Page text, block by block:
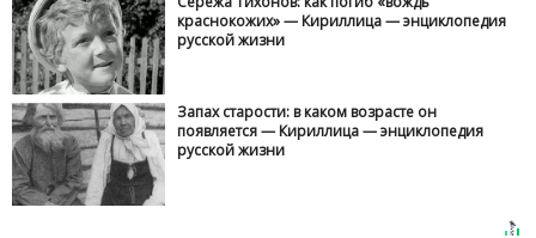
краснокожих» — Кириллица — энциклопедия
русской жизни
Запах старости: в каком возрасте он
появляется — Кириллица — энциклопедия
русской жизни